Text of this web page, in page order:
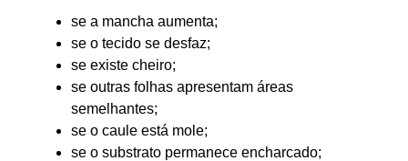
se a mancha aumenta;
se o tecido se desfaz;
se existe cheiro;
se outras folhas apresentam áreas
semelhantes;
se o caule está mole;
se o substrato permanece encharcado;